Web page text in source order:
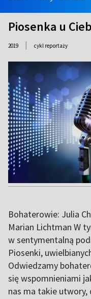
Piosenka u
2019 | cykl reportaży
Bohaterowie: Julia
Marian Lichtman W
w sentymentalną
Piosenki,
Odwiedzamy
się wspomnieniami
nas ma takie